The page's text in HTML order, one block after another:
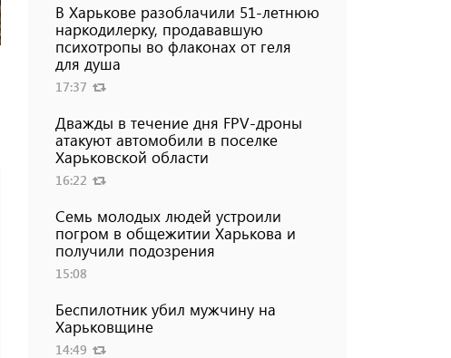
В Харькове разоблачили 51-летнюю
наркодилерку, продававшую
психотропы во флаконах от геля
для душа
17:37
Дважды в течение дня FPV-дроны
атакуют автомобили в поселке
Харьковской области
16:22
Семь молодых людей устроили
погром в общежитии Харькова и
получили подозрения
15:08
Беспилотник убил мужчину на
Харьковщине
14:49